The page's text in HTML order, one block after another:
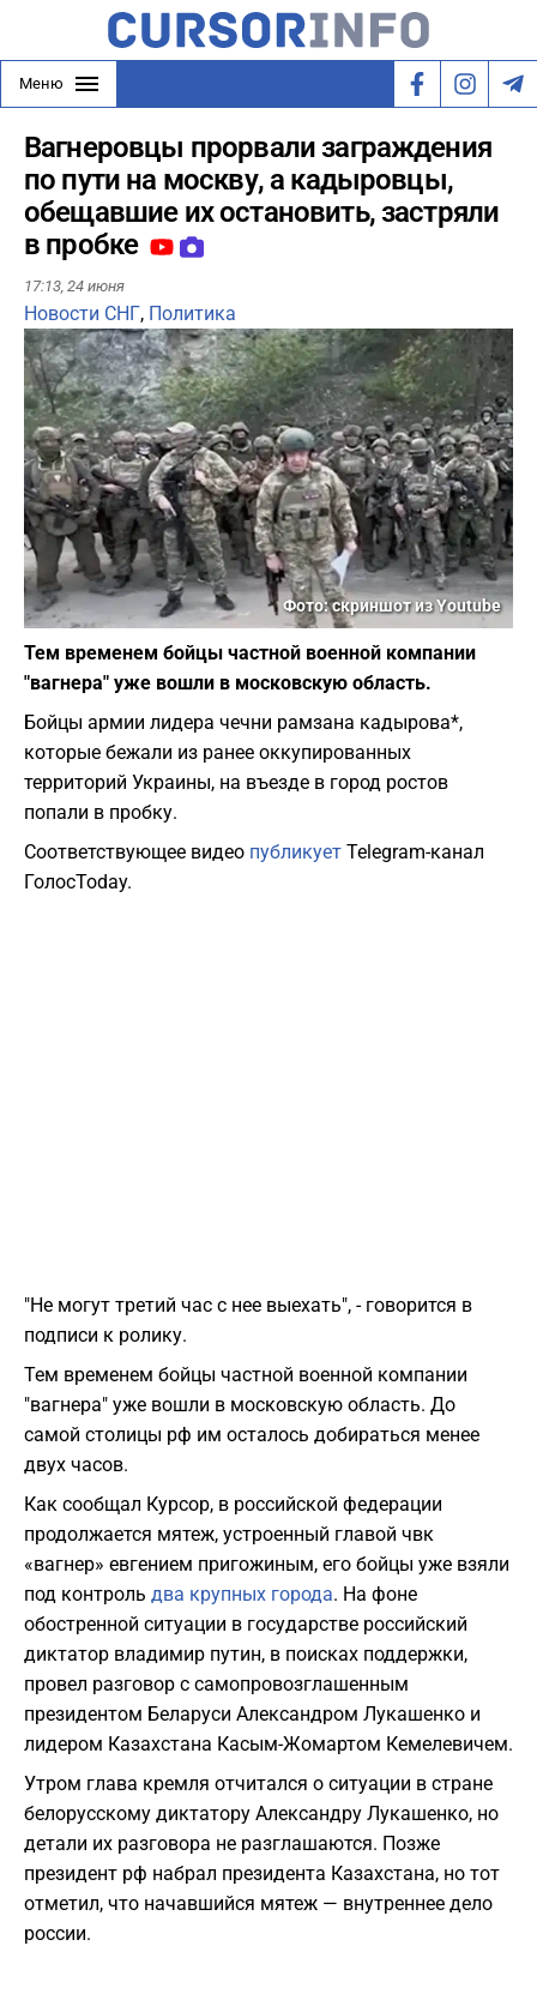
Меню
Вагнеровцы прорвали заграждения
по пути на москву, а кадыровцы,
обещавшие их остановить, застряли
в пробке
17:13, 24 июня
Новости СНГ, Политика
Фото: скриншот из Youtube
Тем временем бойцы частной военной компании
"вагнера" уже вошли в московскую область.
Бойцы армии лидера чечни рамзана кадырова*,
которые бежали из ранее оккупированных
территорий Украины, на въезде в город ростов
попали в пробку.
Соответствующее видео публикует Telegram-канал
ГолосToday.
"Не могут третий час с нее выехать", - говорится в
подписи к ролику.
Тем временем бойцы частной военной компании
"вагнера" уже вошли в московскую область. До
самой столицы рф им осталось добираться менее
двух часов.
Как сообщал Курсор, в российской федерации
продолжается мятеж, устроенный главой чвк
«вагнер» евгением пригожиным, его бойцы уже взяли
под контроль два крупных города. На фоне
обостренной ситуации в государстве российский
диктатор владимир путин, в поисках поддержки,
провел разговор с самопровозглашенным
президентом Беларуси Александром Лукашенко и
лидером Казахстана Касым-Жомартом Кемелевичем.
Утром глава кремля отчитался о ситуации в стране
белорусскому диктатору Александру Лукашенко, но
детали их разговора не разглашаются. Позже
президент рф набрал президента Казахстана, но тот
отметил, что начавшийся мятеж — внутреннее дело
россии.